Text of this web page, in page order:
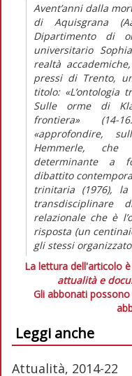
Avent’anni dalla
di Aquisgrana
Dipartimento di
universitario
realtà
pressi di Trento,
titolo: «L’ontologia
Sulle orme di
frontiera» (14-
«approfondire,
Hemmerle,
determinante a
dibattito
trinitaria (1976),
transdisciplinare
relazionale che è
risposta (un
gli stessi
La lettura dell'articolo
attualità e
Gli abbonati
Leggi anche
Attualità, 2014-22